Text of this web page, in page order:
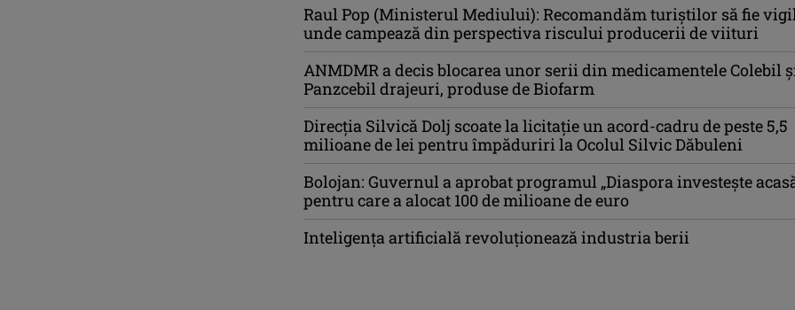
Raul Pop (Ministerul Mediului): Recomandăm turiştilor să fie
unde campează din perspectiva riscului producerii de viituri
ANMDMR a decis blocarea unor serii din medicamentele Colebil
Panzcebil drajeuri, produse de Biofarm
Direcția Silvică Dolj scoate la licitație un acord-cadru de peste 5,5
milioane de lei pentru împăduriri la Ocolul Silvic Dăbuleni
Bolojan: Guvernul a aprobat programul „Diaspora investeşte
pentru care a alocat 100 de milioane de euro
Inteligența artificială revoluționează industria berii